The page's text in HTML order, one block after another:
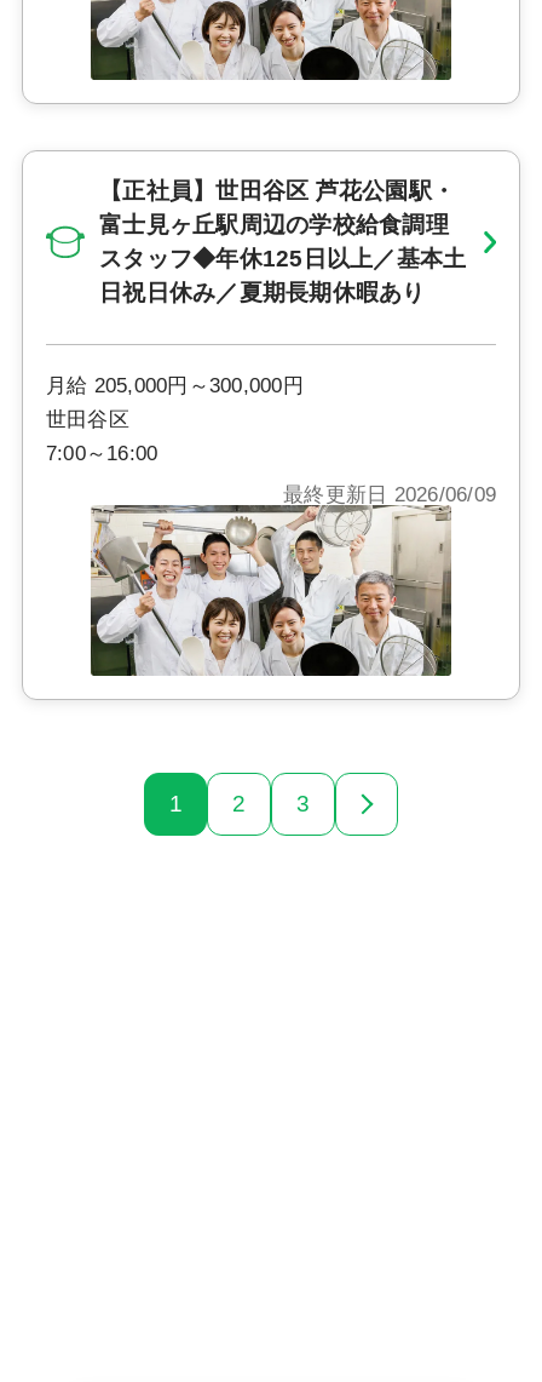
【正社員】世田谷区 芦花公園駅・
富士見ヶ丘駅周辺の学校給食調理
スタッフ◆年休125日以上／基本土
日祝日休み／夏期長期休暇あり
月給 205,000円～300,000円
世田谷区
7:00～16:00
最終更新日 2026/06/09
1 2 3